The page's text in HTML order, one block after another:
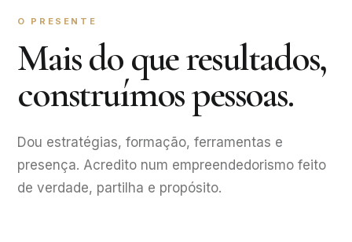
O PRESENTE
Mais do que resultados,
construímos pessoas.
Dou estratégias, formação, ferramentas e
presença. Acredito num empreendedorismo feito
de verdade, partilha e propósito.